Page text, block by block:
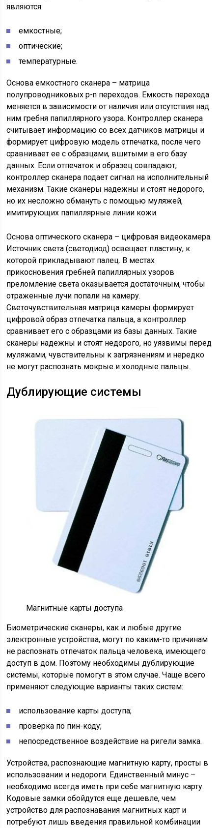
являются:
емкостные;
оптические;
температурные.
Основа емкостного сканера – матрица
полупроводниковых p-n переходов. Емкость перехода
меняется в зависимости от наличия или отсутствия над
ним гребня папиллярного узора. Контроллер сканера
считывает информацию со всех датчиков матрицы и
формирует цифровую модель отпечатка, после чего
сравнивает ее с образцами, вшитыми в его базу
данных. Если отпечаток и образец совпадают,
контроллер сканера подает сигнал на исполнительный
механизм. Такие сканеры надежны и стоят недорого,
но их несложно обмануть с помощью муляжей,
имитирующих папиллярные линии кожи.
Основа оптического сканера – цифровая видеокамера.
Источник света (светодиод) освещает пластину, к
которой прикладывают палец. В местах
прикосновения гребней папиллярных узоров
преломление света оказывается достаточным, чтобы
отраженные лучи попали на камеру.
Светочувствительная матрица камеры формирует
цифровой образ отпечатка пальца, а контроллер
сравнивает его с образцами из базы данных. Такие
сканеры надежны и стоят недорого, но уязвимы перед
муляжами, чувствительны к загрязнениям и нередко
не могут распознать мокрые и холодные пальцы.
Дублирующие системы
Магнитные карты доступа
Биометрические сканеры, как и любые другие
электронные устройства, могут по каким-то причинам
не распознать отпечаток пальца человека, имеющего
доступ в дом. Поэтому необходимы дублирующие
системы, которые помогут в этом случае. Чаще всего
применяют следующие варианты таких систем:
использование карты доступа;
проверка по пин-коду;
непосредственное воздействие на ригели замка.
Устройства, распознающие магнитную карту, просты в
использовании и недороги. Единственный минус –
необходимо всегда иметь при себе магнитную карту.
Кодовые замки обойдутся еще дешевле, чем
устройство для распознавания магнитных карт и
потребуют лишь введения правильной комбинации